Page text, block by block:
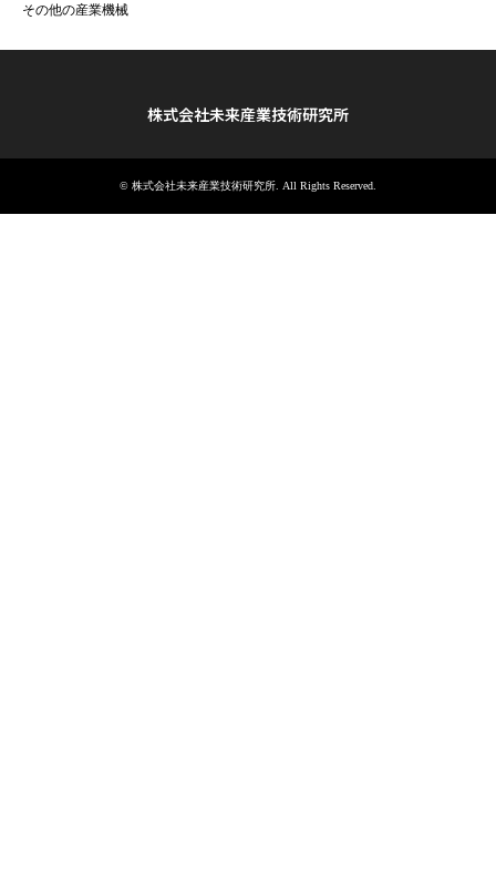
その他の産業機械
株式会社未来産業技術研究所
© 株式会社未来産業技術研究所 . All Rights Reserved.